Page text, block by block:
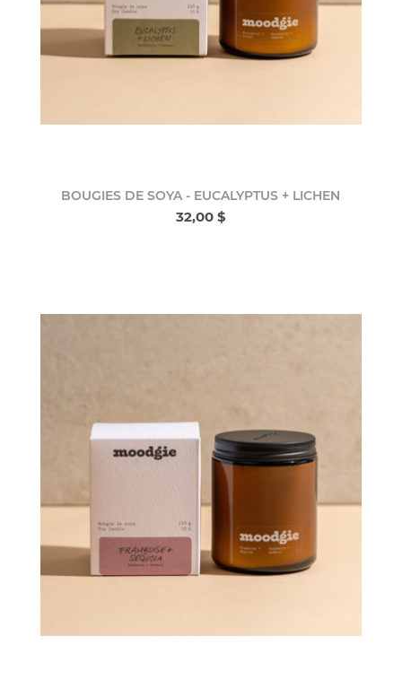
BOUGIES DE SOYA - EUCALYPTUS + LICHEN
32,00 $